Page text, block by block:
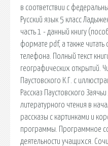
в соответствии с
Русский язык 5 класс
часть 1 - данный книгу
формате pdf, а также
телефона. Полный текст
географических открытий.
Паустовского К.Г. с
Рассказ Паустовского
литературного чтения в
рассказы с картинками и
программы. Программное
деятельности учащихся.